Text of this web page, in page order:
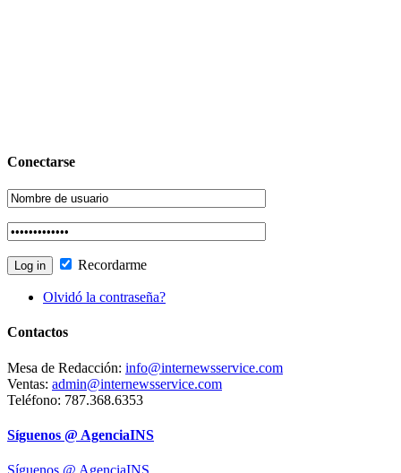
Conectarse
Recordarme
Olvidó la contraseña?
Contactos
Mesa de Redacción: info@internewsservice.com
Ventas: admin@internewsservice.com
Teléfono: 787.368.6353
Síguenos @ AgenciaINS
Síguenos @ AgenciaINS